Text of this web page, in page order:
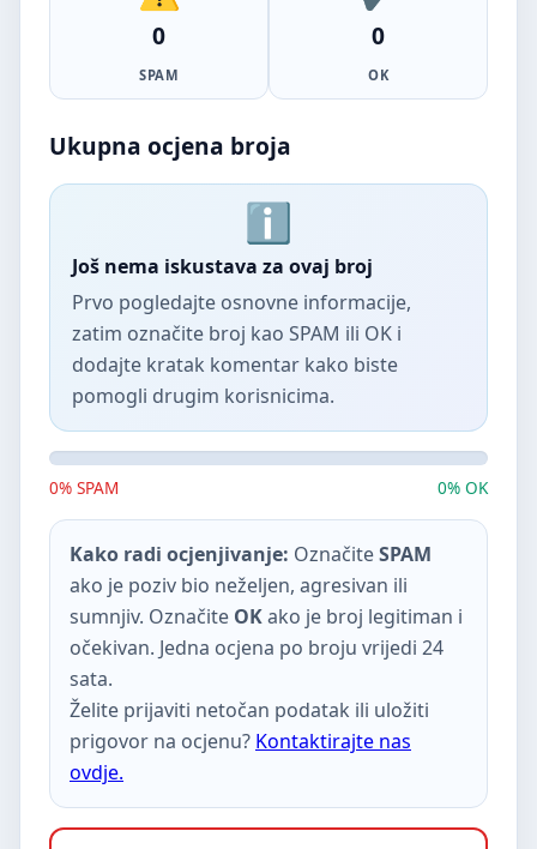
0
SPAM
0
OK
Ukupna ocjena broja
Još nema iskustava za ovaj broj
Prvo pogledajte osnovne informacije,
zatim označite broj kao SPAM ili OK i
dodajte kratak komentar kako biste
pomogli drugim korisnicima.
0% SPAM 0% OK
Kako radi ocjenjivanje: OznačiteSPAM
ako je poziv bio neželjen, agresivan ili
sumnjiv. Označite OKako je broj legitiman i
očekivan. Jedna ocjena po broju vrijedi 24
sata.
Želite prijaviti netočan podatak ili uložiti
prigovor na ocjenu? Kontaktirajte nas
ovdje.